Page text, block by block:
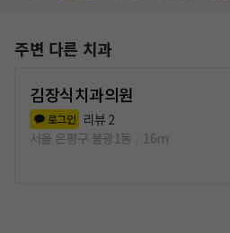
주변 다른 치과
김장식치과의원
로그인 리뷰 2
서울 은평구 불광1동
16m